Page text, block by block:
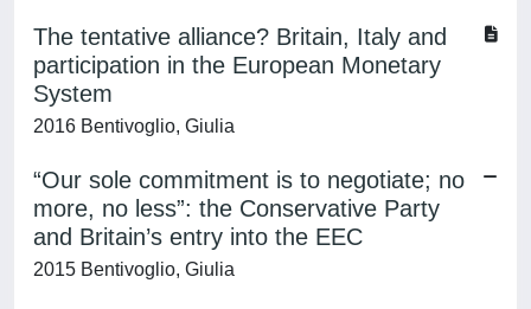
The tentative alliance? Britain, Italy and
participation in the European Monetary
System
2016 Bentivoglio, Giulia
“Our sole commitment is to negotiate; no
more, no less”: the Conservative Party
and Britain’s entry into the EEC
2015 Bentivoglio, Giulia